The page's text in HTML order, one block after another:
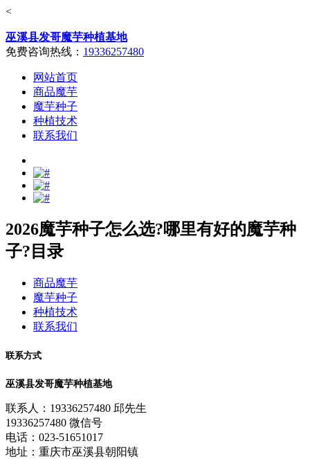
<
巫溪县发哥魔芋种植基地
免费咨询热线： 19336257480
网站首页
商品魔芋
魔芋种子
种植技术
联系我们
2026魔芋种子怎么选?哪里有好的魔芋种
子?目录
商品魔芋
魔芋种子
种植技术
联系我们
联系方式
巫溪县发哥魔芋种植基地
联系人：19336257480 邱先生
19336257480 微信号
电话：023-51651017
地址：重庆市巫溪县朝阳镇